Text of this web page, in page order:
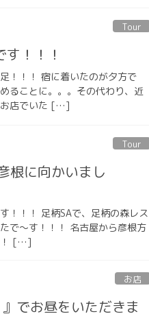
Tour
！！！
！！！ 宿に着いたのが夕方で
ることに。。。その代わり、近
お店でいた […]
Tour
根に向かいまし
！！！ 足柄SAで、足柄の森レス
で〜す！！！ 名古屋から彦根方
！ […]
お店
でお昼をいただきま